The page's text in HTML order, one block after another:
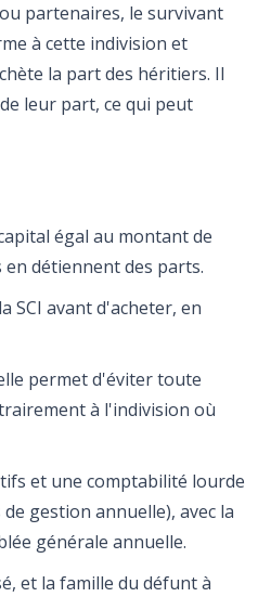
partenaires, le survivant
à cette indivision et
la part des héritiers. Il
leur part, ce qui peut
égal au montant de
détiennent des parts.
SCI avant d'acheter, en
permet d'éviter toute
à l'indivision où
et une comptabilité lourde
gestion annuelle), avec la
générale annuelle.
et la famille du défunt à